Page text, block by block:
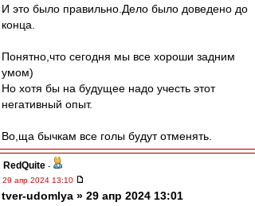
И это было правильно.Дело было доведено до
конца.
Понятно,что сегодня мы все хороши задним
умом)
Но хотя бы на будущее надо учесть этот
негативный опыт.
Во,ща бычкам все голы будут отменять.
RedQuite -
29 апр 2024 13:10
tver-udomlya » 29 апр 2024 13:01